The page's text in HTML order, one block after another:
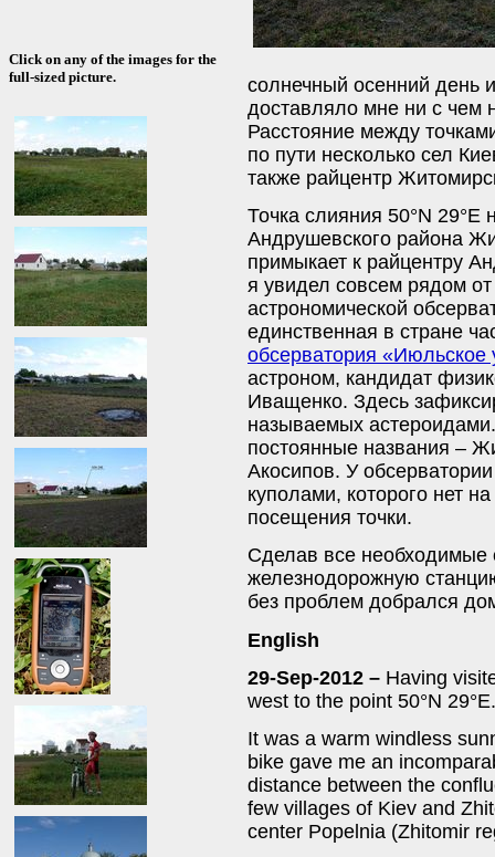
Click on any of the images for the
full-sized picture.
солнечный осенний день
доставляло мне ни с чем
Расстояние между
по пути несколько сел
также райцентр
Точка слияния 50°N 29°E
Андрушевского района
примыкает к райцентру
я увидел совсем рядом
астрономической
единственная в стране
обсерватория «Июльское
астроном, кандидат
Иващенко. Здесь
называемых
постоянные названия –
Акосипов. У
куполами, которого нет
посещения точки.
Сделав все
железнодорожную
без проблем добрался
English
29-Sep-2012 – Having
west to the point 50°N 29°E.
It was a warm windless
bike gave me an
distance between the
few villages of Kiev and
center Popelnia (Zhitomir